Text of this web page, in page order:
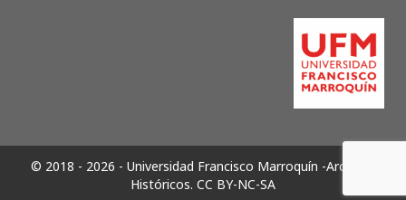
© 2018 - 2026 - Universidad Francisco Marroquín -Archivos
Históricos. CC BY-NC-SA